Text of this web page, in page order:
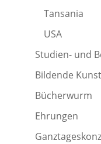
Tansania
USA
Studien- und
Bildende Kunst
Bücherwurm
Ehrungen